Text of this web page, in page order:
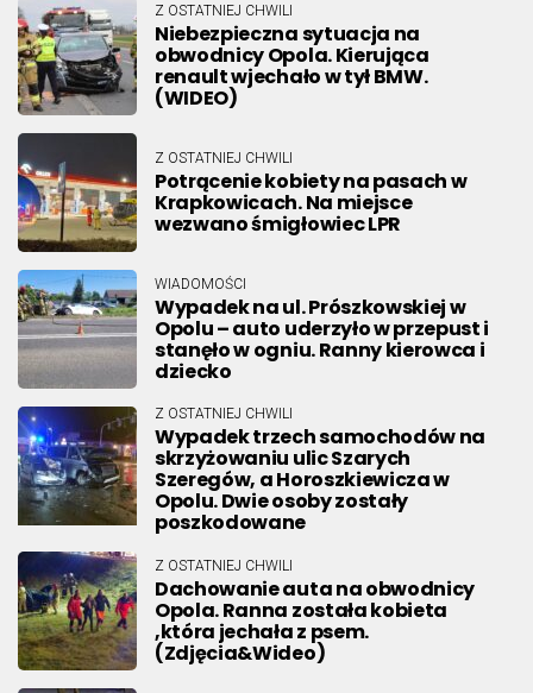
Z OSTATNIEJ CHWILI
Niebezpieczna sytuacja na
obwodnicy Opola. Kierująca
renault wjechało w tył BMW.
(WIDEO)
Z OSTATNIEJ CHWILI
Potrącenie kobiety na pasach w
Krapkowicach. Na miejsce
wezwano śmigłowiec LPR
WIADOMOŚCI
Wypadek na ul. Prószkowskiej w
Opolu – auto uderzyło w przepust i
stanęło w ogniu. Ranny kierowca i
dziecko
Z OSTATNIEJ CHWILI
Wypadek trzech samochodów na
skrzyżowaniu ulic Szarych
Szeregów, a Horoszkiewicza w
Opolu. Dwie osoby zostały
poszkodowane
Z OSTATNIEJ CHWILI
Dachowanie auta na obwodnicy
Opola. Ranna została kobieta
,która jechała z psem.
(Zdjęcia&Wideo)